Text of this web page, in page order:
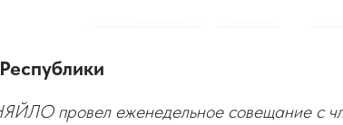
провел еженедельное совещание с